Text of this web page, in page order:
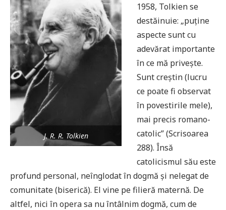
J. R. R. Tolkien
1958, Tolkien se
destăinuie: „puține
aspecte sunt cu
adevărat importante
în ce mă privește.
Sunt creștin (lucru
ce poate fi observat
în povestirile mele),
mai precis romano-
catolic” (Scrisoarea
288). Însă
catolicismul său este
profund personal, neînglodat în dogmă și nelegat de
comunitate (biserică). El vine pe filieră maternă. De
altfel, nici în opera sa nu întâlnim dogmă, cum de